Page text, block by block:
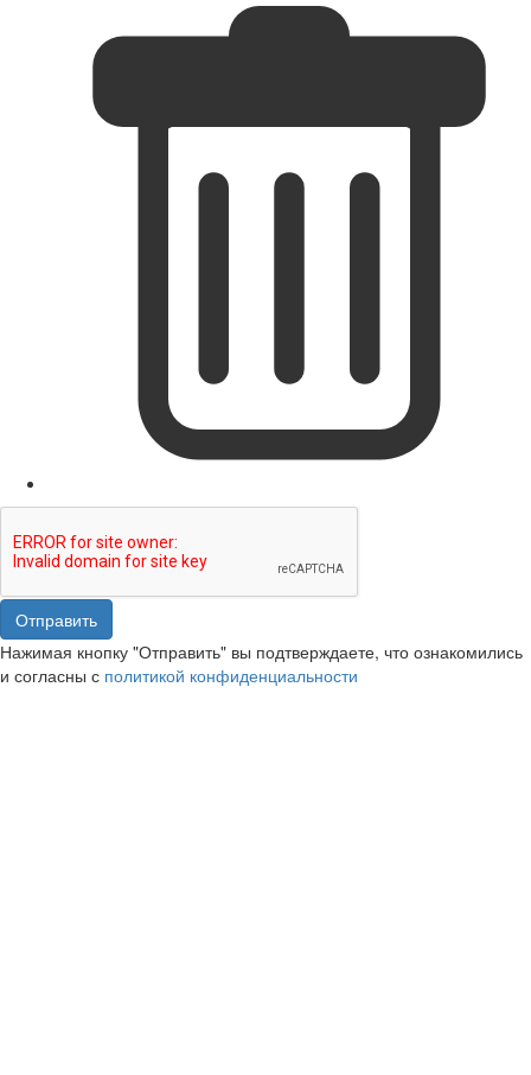
Отправить
Нажимая кнопку "Отправить" вы подтверждаете, что ознакомились
и согласны с политикой конфиденциальности